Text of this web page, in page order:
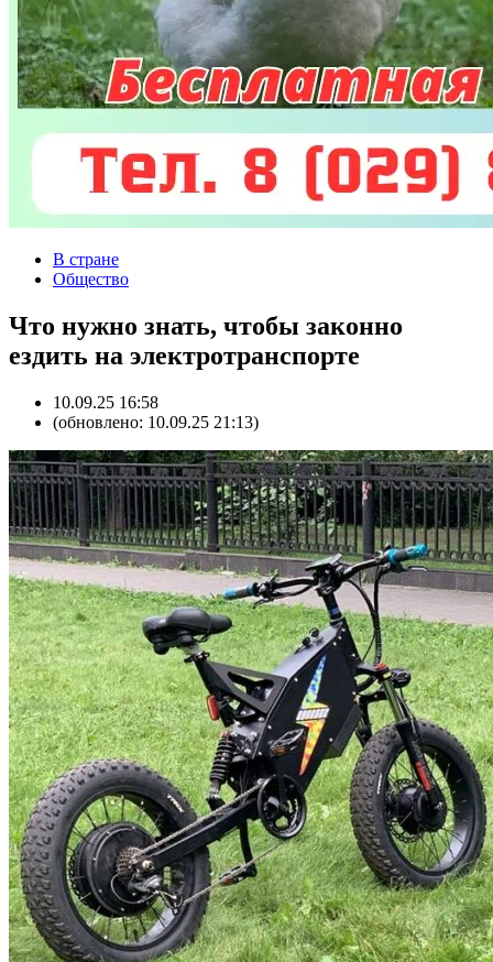
В стране
Общество
Что нужно знать, чтобы законно
ездить на электротранспорте
10.09.25 16:58
(обновлено: 10.09.25 21:13)